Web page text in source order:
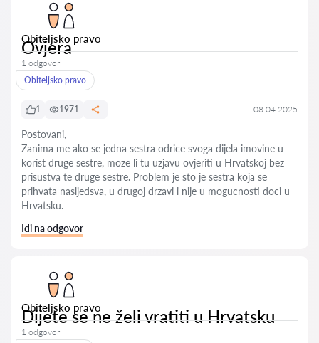
Obiteljsko pravo
Ovjera
1 odgovor
Obiteljsko pravo
1 1971 08.04.2025
Postovani,
Zanima me ako se jedna sestra odrice svoga dijela imovine u
korist druge sestre, moze li tu uzjavu ovjeriti u Hrvatskoj bez
prisustva te druge sestre. Problem je sto je sestra koja se
prihvata nasljedsva, u drugoj drzavi i nije u mogucnosti doci u
Hrvatsku.
Idi na odgovor
Obiteljsko pravo
Dijete se ne želi vratiti u Hrvatsku
1 odgovor